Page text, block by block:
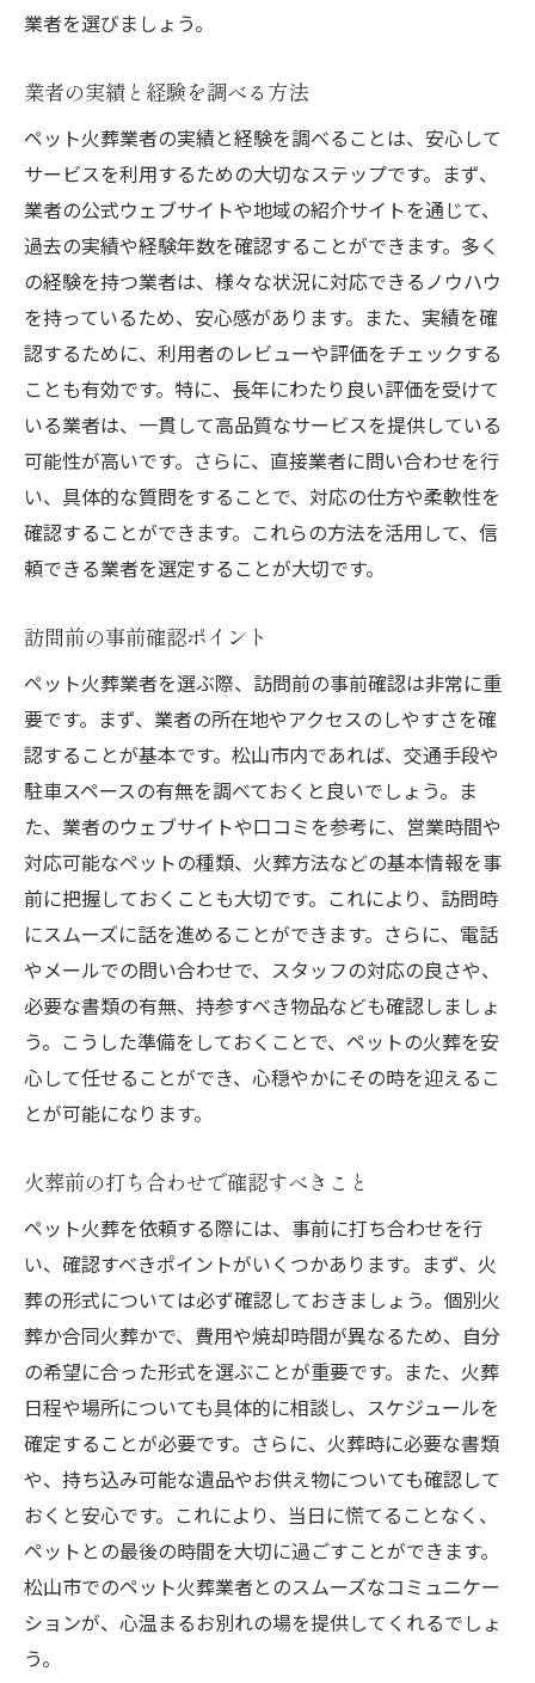
業者を選びましょう。
業者の実績と経験を調べる方法
ペット火葬業者の実績と経験を調べることは、安心して
サービスを利用するための大切なステップです。まず、
業者の公式ウェブサイトや地域の紹介サイトを通じて、
過去の実績や経験年数を確認することができます。多く
の経験を持つ業者は、様々な状況に対応できるノウハウ
を持っているため、安心感があります。また、実績を確
認するために、利用者のレビューや評価をチェックする
ことも有効です。特に、長年にわたり良い評価を受けて
いる業者は、一貫して高品質なサービスを提供している
可能性が高いです。さらに、直接業者に問い合わせを行
い、具体的な質問をすることで、対応の仕方や柔軟性を
確認することができます。これらの方法を活用して、信
頼できる業者を選定することが大切です。
訪問前の事前確認ポイント
ペット火葬業者を選ぶ際、訪問前の事前確認は非常に重
要です。まず、業者の所在地やアクセスのしやすさを確
認することが基本です。松山市内であれば、交通手段や
駐車スペースの有無を調べておくと良いでしょう。ま
た、業者のウェブサイトや口コミを参考に、営業時間や
対応可能なペットの種類、火葬方法などの基本情報を事
前に把握しておくことも大切です。これにより、訪問時
にスムーズに話を進めることができます。さらに、電話
やメールでの問い合わせで、スタッフの対応の良さや、
必要な書類の有無、持参すべき物品なども確認しましょ
う。こうした準備をしておくことで、ペットの火葬を安
心して任せることができ、心穏やかにその時を迎えるこ
とが可能になります。
火葬前の打ち合わせで確認すべきこと
ペット火葬を依頼する際には、事前に打ち合わせを行
い、確認すべきポイントがいくつかあります。まず、火
葬の形式については必ず確認しておきましょう。個別火
葬か合同火葬かで、費用や焼却時間が異なるため、自分
の希望に合った形式を選ぶことが重要です。また、火葬
日程や場所についても具体的に相談し、スケジュールを
確定することが必要です。さらに、火葬時に必要な書類
や、持ち込み可能な遺品やお供え物についても確認して
おくと安心です。これにより、当日に慌てることなく、
ペットとの最後の時間を大切に過ごすことができます。
松山市でのペット火葬業者とのスムーズなコミュニケー
ションが、心温まるお別れの場を提供してくれるでしょ
う。